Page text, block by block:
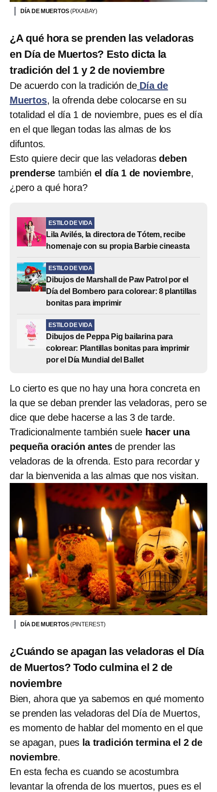
DÍA DE MUERTOS(PIXABAY)
¿A qué hora se prenden las veladoras
en Día de Muertos? Esto dicta la
tradición del 1 y 2 de noviembre
De acuerdo con la tradición de Día de
Muertos, la ofrenda debe colocarse en su
totalidad el día 1 de noviembre, pues es el día
en el que llegan todas las almas de los
difuntos.
Esto quiere decir que las veladorasdeben
prenderse también el día 1 de noviembre,
¿pero a qué hora?
ESTILO DE VIDA
Lila Avilés, la directora de Tótem, recibe
homenaje con su propia Barbie cineasta
ESTILO DE VIDA
Dibujos de Marshall de Paw Patrol por el
Día del Bombero para colorear: 8 plantillas
bonitas para imprimir
ESTILO DE VIDA
Dibujos de Peppa Pig bailarina para
colorear: Plantillas bonitas para imprimir
por el Día Mundial del Ballet
Lo cierto es que no hay una hora concreta en
la que se deban prender las veladoras, pero se
dice que debe hacerse a las 3 de tarde.
Tradicionalmente también suele hacer una
pequeña oración antes de prender las
veladoras de la ofrenda. Esto para recordar y
dar la bienvenida a las almas que nos visitan.
DÍA DE MUERTOS(PINTEREST)
¿Cuándo se apagan las veladoras el Día
de Muertos? Todo culmina el 2 de
noviembre
Bien, ahora que ya sabemos en qué momento
se prenden las veladoras del Día de Muertos,
es momento de hablar del momento en el que
se apagan, pues la tradición termina el 2 de
noviembre.
En esta fecha es cuando se acostumbra
levantar la ofrenda de los muertos, pues es el